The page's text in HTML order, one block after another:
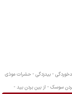
- بیدزدگی - حشرات موذی
سوسک - از بین بردن بید -